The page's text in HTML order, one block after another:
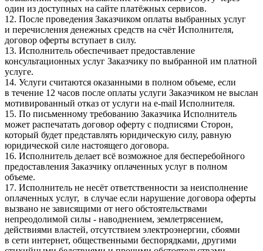
один из доступных на сайте платёжных сервисов.
12. После проведения Заказчиком оплаты выбранных услуг
и перечисления денежных средств на счёт Исполнителя,
договор оферты вступает в силу.
13. Исполнитель обеспечивает предоставление
консультационных услуг Заказчику по выбранной им платной
услуге.
14. Услуги считаются оказанными в полном объеме, если
в течение 12 часов после оплаты услуги Заказчиком не выслан
мотивированный отказ от услуги на e-mail Исполнителя.
15. По письменному требованию Заказчика Исполнитель
может распечатать договор оферту с подписями Сторон,
который будет представлять юридическую силу, равную
юридической силе настоящего договора.
16. Исполнитель делает всё возможное для бесперебойного
предоставления Заказчику оплаченных услуг в полном
объеме.
17. Исполнитель не несёт ответственности за неисполнение
оплаченных услуг, в случае если нарушение договора оферты
вызвано не зависящими от него обстоятельствами
непреодолимой силы - наводнением, землетрясением,
действиями властей, отсутствием электроэнергии, сбоями
в сети интернет, общественными беспорядками, другими